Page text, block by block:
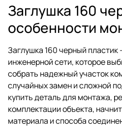
Заглушка 160
особенности
Заглушка 160 черный пластик
инженерной сети, которое
собрать надежный участок
случайных замен и сложной
купить деталь для монтажа,
комплектации объекта,
материала и способа